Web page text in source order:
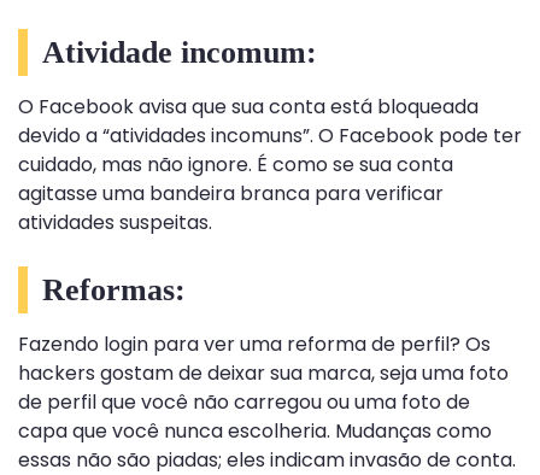
Atividade incomum:
O Facebook avisa que sua conta está bloqueada
devido a “atividades incomuns”. O Facebook pode ter
cuidado, mas não ignore. É como se sua conta
agitasse uma bandeira branca para verificar
atividades suspeitas.
Reformas:
Fazendo login para ver uma reforma de perfil? Os
hackers gostam de deixar sua marca, seja uma foto
de perfil que você não carregou ou uma foto de
capa que você nunca escolheria. Mudanças como
essas não são piadas; eles indicam invasão de conta.